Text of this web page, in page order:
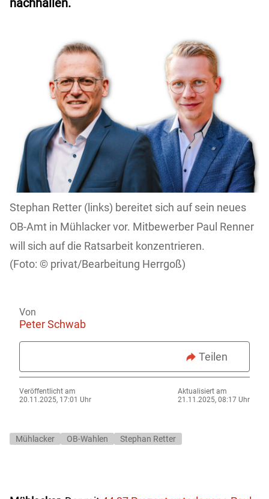
Stephan Retter (links) bereitet sich auf sein neues
OB-Amt in Mühlacker vor. Mitbewerber Paul Renner
will sich auf die Ratsarbeit konzentrieren.
privat/Bearbeitung Herrgoß)
Von
Peter Schwab
Teilen
Veröffentlicht am
20.11.2025, 17:01 Uhr
Aktualisiert am
21.11.2025, 08:17 Uhr
Mühlacker OB-Wahlen Stephan Retter